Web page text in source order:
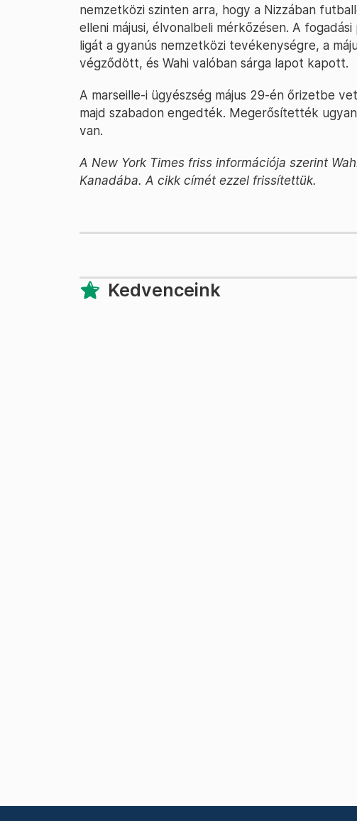
nemzetközi szinten arra, hogy a Nizzában
elleni májusi, élvonalbeli mérkőzésen. A
ligát a gyanús nemzetközi tevékenységre, a
végződött, és Wahi valóban sárga lapot kapott.
A marseille-i ügyészség május 29-én őrizetbe
majd szabadon engedték. Megerősítették
van.
A New York Times friss információja szerint
Kanadába. A cikk címét ezzel frissítettük.
Kedvenceink